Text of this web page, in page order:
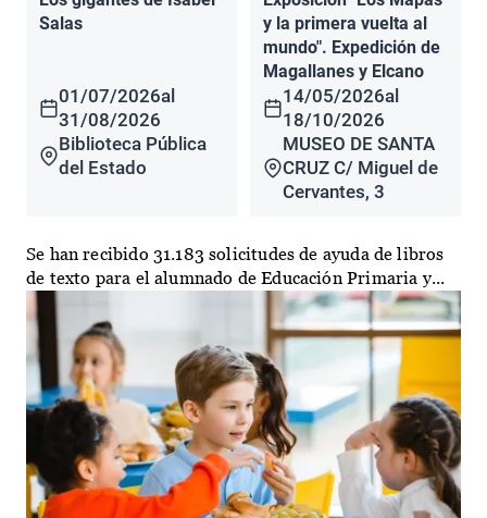
Salas
01/07/2026al
31/08/2026
Biblioteca Pública
del Estado
y la primera vuelta al
mundo". Expedición de
Magallanes y Elcano
14/05/2026al
18/10/2026
MUSEO DE SANTA
CRUZ C/ Miguel de
Cervantes, 3
Se han recibido 31.183 solicitudes de ayuda de libros
de texto para el alumnado de Educación Primaria y...